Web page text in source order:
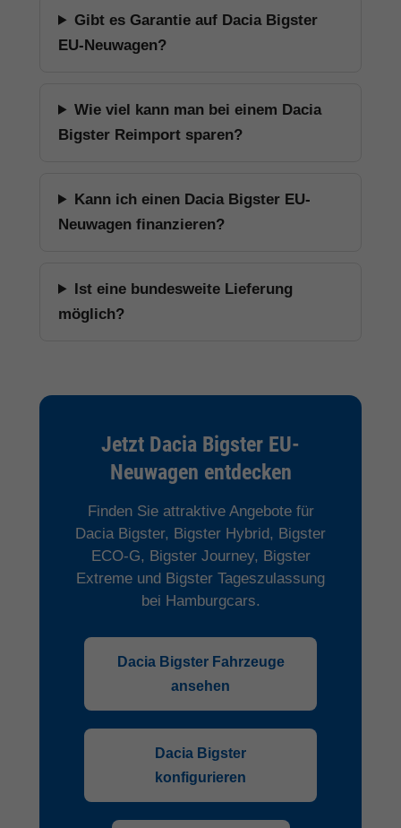
Gibt es Garantie auf Dacia Bigster
EU-Neuwagen?
Wie viel kann man bei einem Dacia
Bigster Reimport sparen?
Kann ich einen Dacia Bigster EU-
Neuwagen finanzieren?
Ist eine bundesweite Lieferung
möglich?
Jetzt Dacia Bigster EU-
Neuwagen entdecken
Finden Sie attraktive Angebote für
Dacia Bigster, Bigster Hybrid, Bigster
ECO-G, Bigster Journey, Bigster
Extreme und Bigster Tageszulassung
bei Hamburgcars.
Dacia Bigster Fahrzeuge
ansehen
Dacia Bigster
konfigurieren